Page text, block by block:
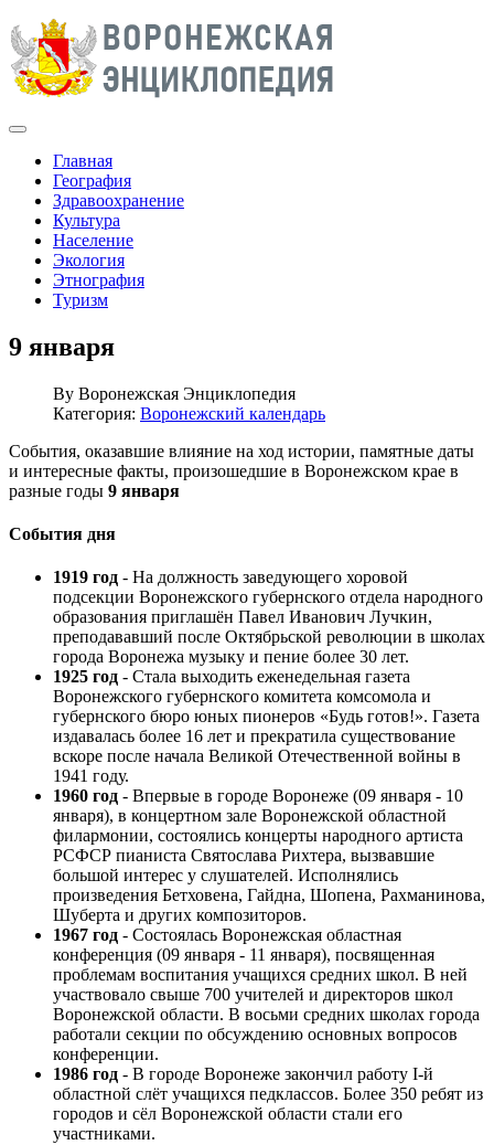
Главная
География
Здравоохранение
Культура
Население
Экология
Этнография
Туризм
9 января
By Воронежская Энциклопедия
Категория: Воронежский календарь
События, оказавшие влияние на ход истории, памятные даты
и интересные факты, произошедшие в Воронежском крае в
разные годы 9 января
События дня
1919 год - На должность заведующего хоровой
подсекции Воронежского губернского отдела народного
образования приглашён Павел Иванович Лучкин,
преподававший после Октябрьской революции в школах
города Воронежа музыку и пение более 30 лет.
1925 год - Стала выходить еженедельная газета
Воpонежского губернского комитета комсомола и
губернского бюро юных пионеров «Будь готов!». Газета
издавалась более 16 лет и прекратила существование
вскоре после начала Великой Отечественной войны в
1941 году.
1960 год - Впервые в городе Воронеже (09 января - 10
января), в концертном зале Воронежской областной
филармонии, состоялись концерты народного артиста
РСФСР пианиста Святослава Рихтера, вызвавшие
большой интерес у слушателей. Исполнялись
произведения Бетховена, Гайдна, Шопена, Рахманинова,
Шуберта и других композиторов.
1967 год - Состоялась Воронежская областная
конференция (09 января - 11 января), посвященная
проблемам воспитания учащихся средних школ. В ней
участвовало свыше 700 учителей и директоров школ
Воронежской области. В восьми средних школах города
работали секции по обсуждению основных вопросов
конференции.
1986 год - В городе Воронеже закончил работу I-й
областной слёт учащихся педклассов. Более 350 ребят из
городов и сёл Воронежской области стали его
участниками.